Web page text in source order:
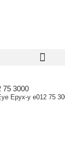
75 3000
Epyx-y e012 75